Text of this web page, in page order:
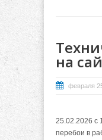
на
февраля
25.02.2026 с
перебои в